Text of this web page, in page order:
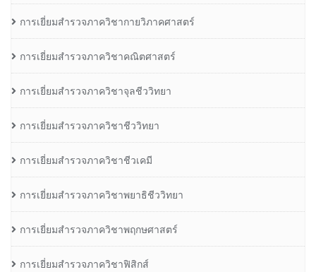
การเยี่ยมสำรวจภาควิชากายวิภาคศาสตร์
การเยี่ยมสำรวจภาควิชาคณิตศาสตร์
การเยี่ยมสำรวจภาควิชาจุลชีววิทยา
การเยี่ยมสำรวจภาควิชาชีววิทยา
การเยี่ยมสำรวจภาควิชาชีวเคมี
การเยี่ยมสำรวจภาควิชาพยาธิชีววิทยา
การเยี่ยมสำรวจภาควิชาพฤกษศาสตร์
การเยี่ยมสำรวจภาควิชาฟิสิกส์